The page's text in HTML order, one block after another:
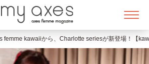
femme kawaiiから、Charlotte seriesが新登場！【